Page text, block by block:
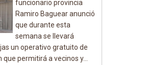
funcionario provincia
Ramiro Baguear anunció
que durante esta
semana se llevará
un operativo gratuito de
permitirá a vecinos y...